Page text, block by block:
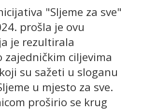
"Sljeme za sve"
prošla je ovu
je rezultirala
zajedničkim ciljevima
su sažeti u sloganu
u mjesto za sve.
proširio se krug